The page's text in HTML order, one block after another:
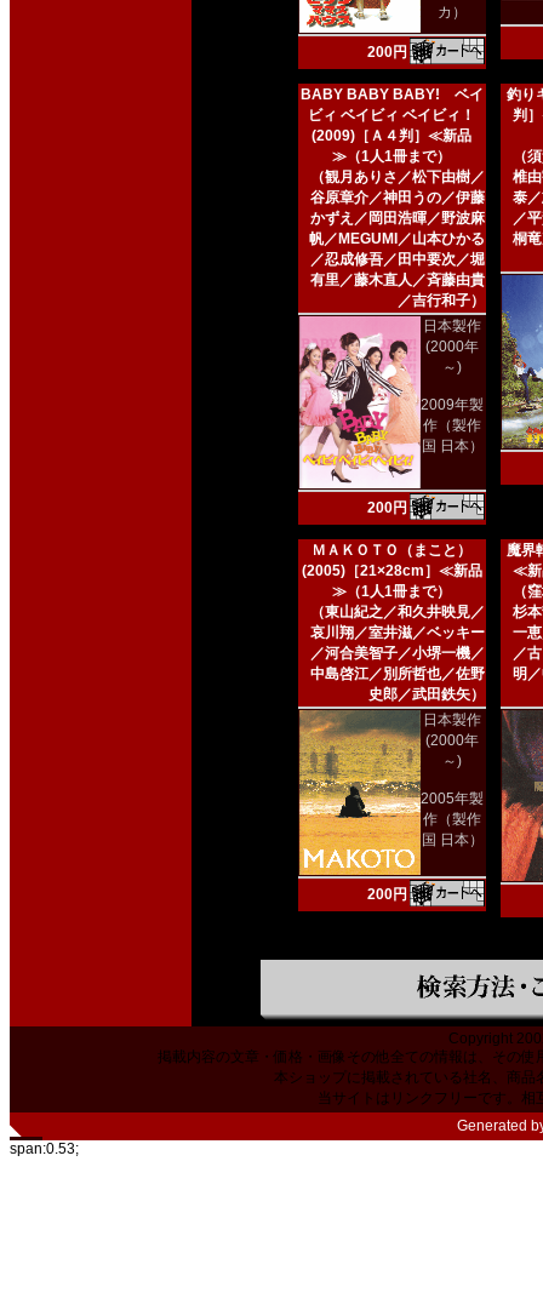
カ）
200円
BABY BABY BABY! ベイ
ビィ ベイビィ ベイビィ！
(2009)［Ａ４判］≪新品
≫（1人1冊まで）
（観月ありさ／松下由樹／
谷原章介／神田うの／伊藤
かずえ／岡田浩暉／野波麻
帆／MEGUMI／山本ひかる
／忍成修吾／田中要次／堀
有里／藤木直人／斉藤由貴
／吉行和子）
日本製作
(2000年
～)
2009年製
作（製作
国 日本）
200円
釣り
判
（
椎
泰
／
桐
ＭＡＫＯＴＯ（まこと）
(2005)［21×28cm］≪新品
≫（1人1冊まで）
（東山紀之／和久井映見／
哀川翔／室井滋／ベッキー
／河合美智子／小堺一機／
中島啓江／別所哲也／佐野
史郎／武田鉄矢）
日本製作
(2000年
～)
2005年製
作（製作
国 日本）
200円
魔界
≪新
（
杉
一
／
明
Copyright
掲載内容の文章・価格・画像その他全ての情報は、その
本ショップに掲載されている社名、商
当サイトはリンクフリーです。相
Generated
span:0.53;